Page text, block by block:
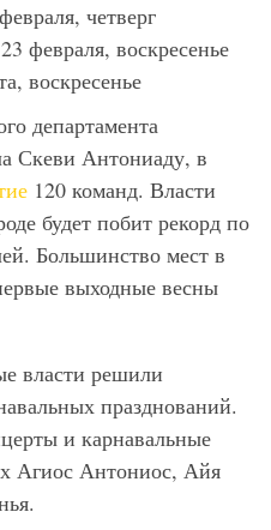
четверг
февраля, воскресенье
воскресенье
департамента
Скеви Антониаду, в
120 команд. Власти
будет побит рекорд по
Большинство мест в
выходные весны
власти решили
празднований.
и карнавальные
Агиос Антониос, Айя